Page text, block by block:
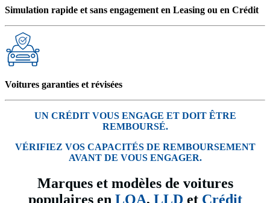
Simulation rapide et sans engagement en Leasing ou en Crédit
Voitures garanties et révisées
UN CRÉDIT VOUS ENGAGE ET DOIT ÊTRE
REMBOURSÉ.
VÉRIFIEZ VOS CAPACITÉS DE REMBOURSEMENT
AVANT DE VOUS ENGAGER.
Marques et modèles de voitures
populaires en LOA, LLD et Crédit